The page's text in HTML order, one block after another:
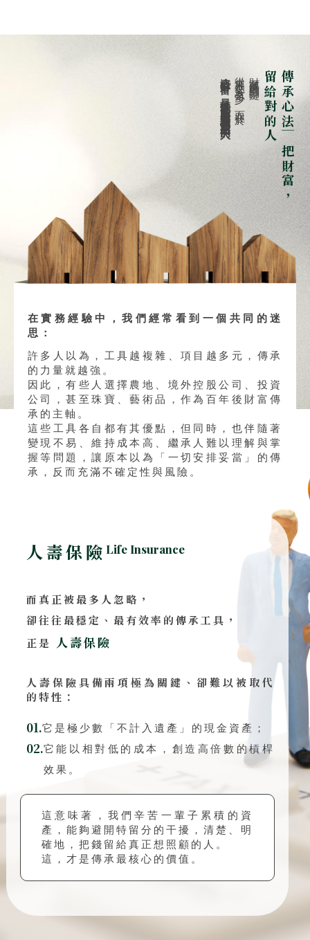
在實務經驗中，我們經常看到一個共同的迷
思：
許多人以為，工具越複雜、項目越多元，傳承
的力量就越強。
因此，有些人選擇農地、境外控股公司、投資
公司，甚至珠寶、藝術品，作為百年後財富傳
承的主軸。
這些工具各自都有其優點，但同時，也伴隨著
變現不易、維持成本高、繼承人難以理解與掌
握等問題，讓原本以為「一切安排妥當」的傳
承，反而充滿不確定性與風險。
傳承心法｜把財富，
留給對的人
財富傳承的關鍵，
從來不在於「有多少」，而在於
這些財富，最後能不能真的留給我們最想留的人
人壽保險 Life Insurance
而真正被最多人忽略，
卻往往最穩定、最有效率的傳承工具，
正是 人壽保險
人壽保險具備兩項極為關鍵、卻難以被取代
的特性：
01.它是極少數「不計入遺產」的現金資產；
02.它能以相對低的成本，創造高倍數的槓桿
效果。
這意味著，我們辛苦一輩子累積的資
產，能夠避開特留分的干擾，清楚、明
確地，把錢留給真正想照顧的人。
這，才是傳承最核心的價值。